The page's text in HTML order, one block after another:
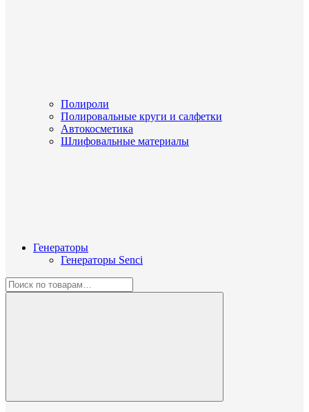
Полироли
Полировальные круги и салфетки
Автокосметика
Шлифовальные материалы
Генераторы
Генераторы Senci